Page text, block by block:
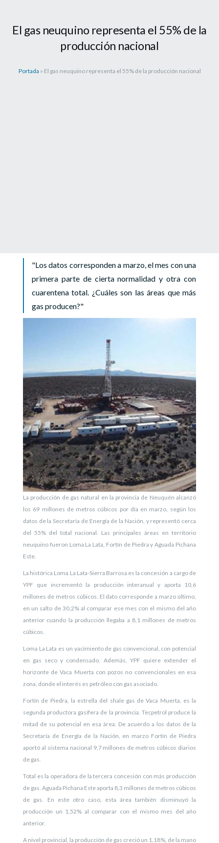
El gas neuquino representa el 55% de la
producción nacional
Portada » El gas neuquino representa el 55% de la producción nacional
Los datos corresponden a marzo, el mes con una
primera parte de cierta normalidad y otra con
cuarentena total. ¿Cuáles son las áreas que más
gas producen?
La producción de gas natural en la provincia de Neuquén alcanzó
los 69 millones de metros cúbicos por día en marzo, según los
datos de la Secretaría de Energía de la Nación, y representó cerca
del 55% del total nacional. Las principales áreas en territorio
neuquino fueron Loma La Lata, Fortín de Piedra y Aguada Pichana
Este.
La histórica Loma La Lata-Sierra Barrosa es la concesión a cargo de
YPF que incrementó la producción interanual y aporta 10,6
millones de metros cúbicos. El dato corresponde a marzo último,
en un salto de 30,2% al comparar ese mes con el mismo del año
anterior cuando la producción llegaba a 8,1 millones de metros
cúbicos.
Loma La Lata es un yacimiento de gas convencional, con potencial
en gas seco y condensado. Además, YPF quiere extender el
horizonte de Vaca Muerta con pozos no convencionales en esa
zona, donde el interés es petróleo con gas asociado.
Fortín de Piedra, la estrella del shale gas de Vaca Muerta, es la
segunda productora gasífera de la provincia. Tecpetrol produce la
mitad de su potencial en esa área. De acuerdo a los datos de la
Secretaría de Energía de la Nación, en marzo Fortín de Piedra
aportó al sistema nacional 9,7 millones de metros cúbicos diarios
de gas.
Total es la operadora de la tercera concesión con más producción
de gas. Aguada Pichana Este aporta 8,3 millones de metros cúbicos
de gas. En este otro caso, esta área también disminuyó la
producción un 1,52% al comparar con el mismo mes del año
anterior.
A nivel provincial, la producción de gas creció un 1,18%, de la mano